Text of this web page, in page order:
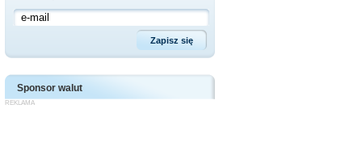
Sponsor walut